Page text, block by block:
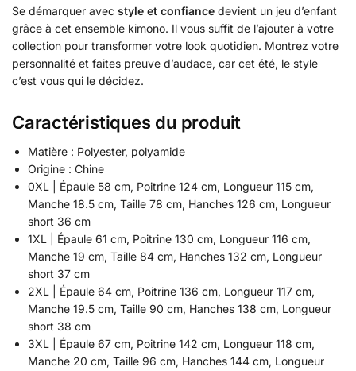
Se démarquer avec style et confiance devient un jeu d’enfant
grâce à cet ensemble kimono. Il vous suffit de l’ajouter à votre
collection pour transformer votre look quotidien. Montrez votre
personnalité et faites preuve d’audace, car cet été, le style
c’est vous qui le décidez.
Caractéristiques du produit
Matière : Polyester, polyamide
Origine : Chine
0XL | Épaule 58 cm, Poitrine 124 cm, Longueur 115 cm,
Manche 18.5 cm, Taille 78 cm, Hanches 126 cm, Longueur
short 36 cm
1XL | Épaule 61 cm, Poitrine 130 cm, Longueur 116 cm,
Manche 19 cm, Taille 84 cm, Hanches 132 cm, Longueur
short 37 cm
2XL | Épaule 64 cm, Poitrine 136 cm, Longueur 117 cm,
Manche 19.5 cm, Taille 90 cm, Hanches 138 cm, Longueur
short 38 cm
3XL | Épaule 67 cm, Poitrine 142 cm, Longueur 118 cm,
Manche 20 cm, Taille 96 cm, Hanches 144 cm, Longueur